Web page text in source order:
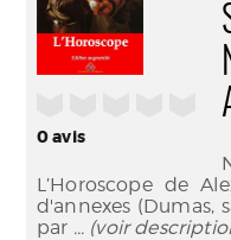
0avis
L’Horoscope de
d'annexes (Dumas,
par ... (voir